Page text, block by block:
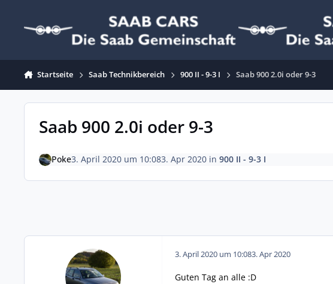
Startseite Saab Technikbereich 900 II - 9-3 I Saab 900 2.0i oder 9-3
Saab 900 2.0i oder 9-3
Poke3. April 2020 um 10:083. Apr 2020in 900 II - 9-3 I
3. April 2020 um 10:083. Apr 2020
Guten Tag an alle :D